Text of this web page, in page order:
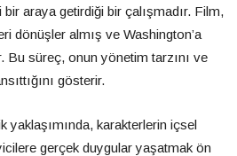
araya getirdiği bir çalışmadır. Film,
dönüşler almış ve Washington’a
Bu süreç, onun yönetim tarzını ve
gösterir.
yaklaşımında, karakterlerin içsel
gerçek duygular yaşatmak ön